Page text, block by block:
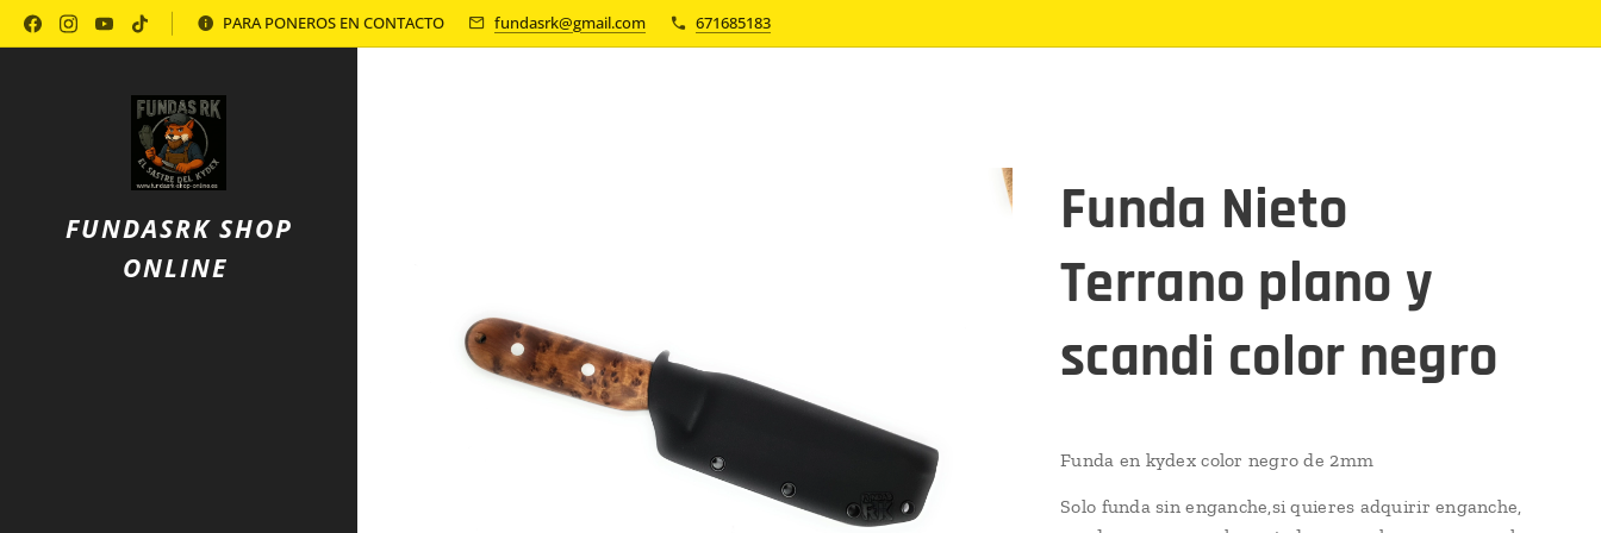
Política de Privacidad PARA PONEROS EN CONTACTO fundasrk@gmail.com 671685183
FUNDASRK SHOP
ONLINE
Funda Nieto
Terrano plano y
scandi color negro
Funda en kydex color negro de 2mm
Solo funda sin enganche,si quieres adquirir enganche,